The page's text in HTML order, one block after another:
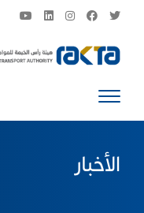
الأخبار